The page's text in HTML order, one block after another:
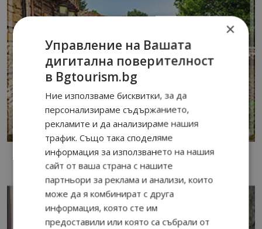
×
Управление на Вашата
дигитална поверителност
в Bgtourism.bg
Ние използваме бисквитки, за да
персонализираме съдържанието,
рекламите и да анализираме нашия
трафик. Също така споделяме
информация за използването на нашия
сайт от ваша страна с нашите
партньори за реклама и анализи, които
може да я комбинират с друга
информация, която сте им
предоставили или която са събрали от